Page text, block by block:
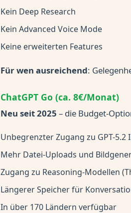
Kein Deep Research
Kein Advanced Voice Mode
Keine erweiterten Features
Für wen ausreichend:
ChatGPT Go (ca. 8€/Monat)
Neu seit 2025 – die Budget-
Unbegrenzter Zugang zu GPT-5.2
Mehr Datei-Uploads und
Zugang zu Reasoning-Modellen
Längerer Speicher für
In über 170 Ländern verfügbar